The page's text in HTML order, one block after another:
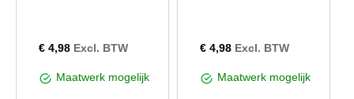
€ 4,98 Excl. BTW
Maatwerk mogelijk
€ 4,98 Excl. BTW
Maatwerk mogelijk